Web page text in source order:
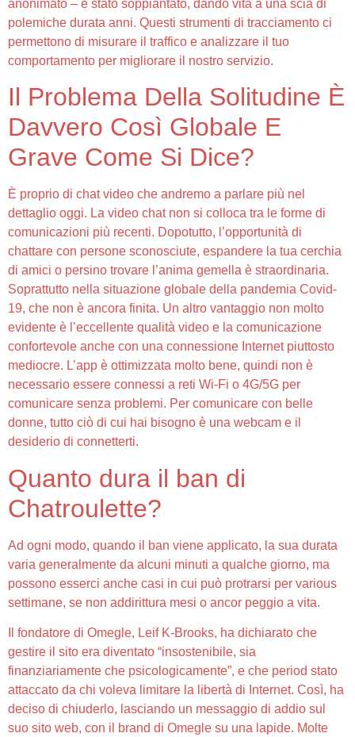
anonimato – è stato soppiantato, dando vita a una scia di
polemiche durata anni. Questi strumenti di tracciamento ci
permettono di misurare il traffico e analizzare il tuo
comportamento per migliorare il nostro servizio.
Il Problema Della Solitudine È
Davvero Così Globale E
Grave Come Si Dice?
È proprio di chat video che andremo a parlare più nel
dettaglio oggi. La video chat non si colloca tra le forme di
comunicazioni più recenti. Dopotutto, l’opportunità di
chattare con persone sconosciute, espandere la tua cerchia
di amici o persino trovare l’anima gemella è straordinaria.
Soprattutto nella situazione globale della pandemia Covid-
19, che non è ancora finita. Un altro vantaggio non molto
evidente è l’eccellente qualità video e la comunicazione
confortevole anche con una connessione Internet piuttosto
mediocre. L’app è ottimizzata molto bene, quindi non è
necessario essere connessi a reti Wi-Fi o 4G/5G per
comunicare senza problemi. Per comunicare con belle
donne, tutto ciò di cui hai bisogno è una webcam e il
desiderio di connetterti.
Quanto dura il ban di
Chatroulette?
Ad ogni modo, quando il ban viene applicato, la sua durata
varia generalmente da alcuni minuti a qualche giorno, ma
possono esserci anche casi in cui può protrarsi per various
settimane, se non addirittura mesi o ancor peggio a vita.
Il fondatore di Omegle, Leif K-Brooks, ha dichiarato che
gestire il sito era diventato “insostenibile, sia
finanziariamente che psicologicamente”, e che period stato
attaccato da chi voleva limitare la libertà di Internet. Così, ha
deciso di chiuderlo, lasciando un messaggio di addio sul
suo sito web, con il brand di Omegle su una lapide. Molte